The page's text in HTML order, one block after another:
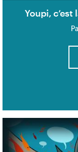
Youpi, c’est